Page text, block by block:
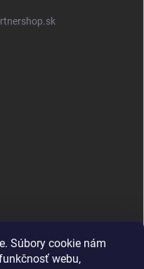
Súbory cookie nám
webu,